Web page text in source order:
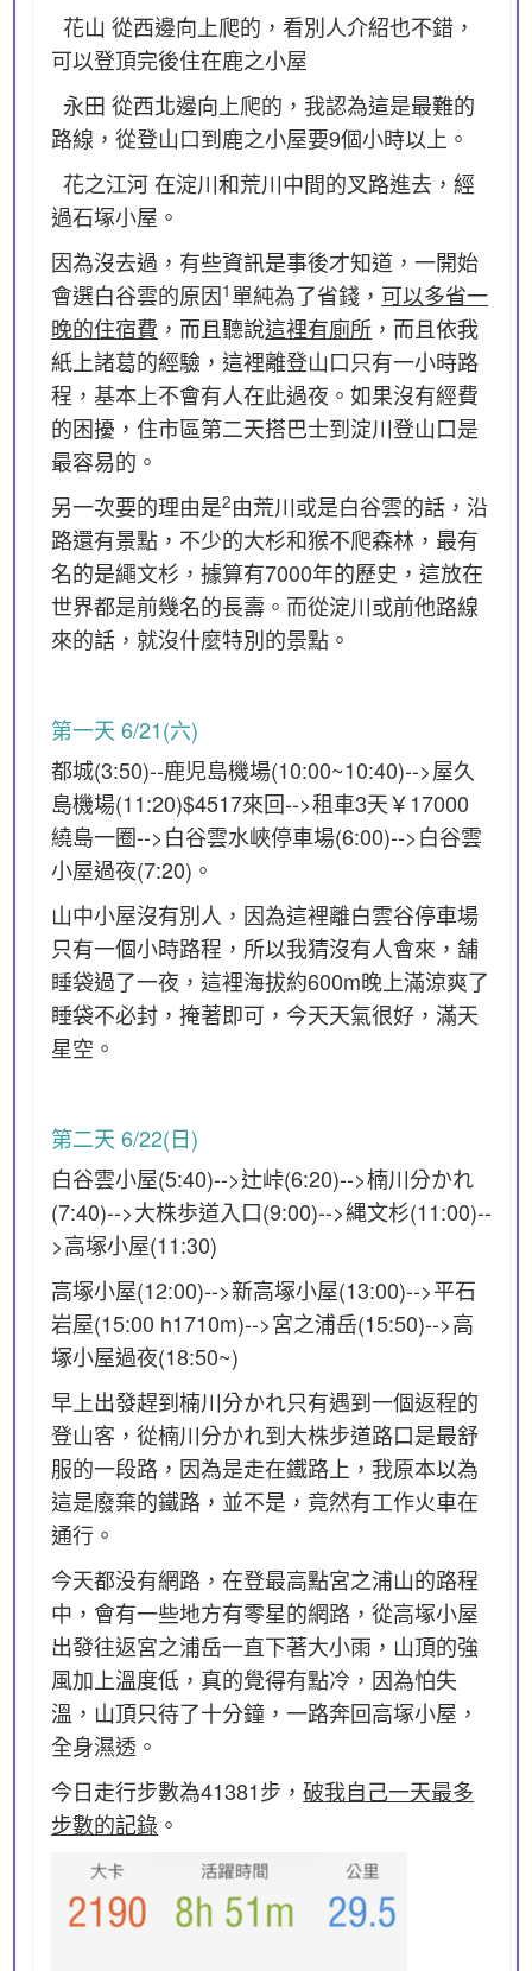
花山 從西邊向上爬的，看別人介紹也不錯，
可以登頂完後住在鹿之小屋
永田 從西北邊向上爬的，我認為這是最難的
路線，從登山口到鹿之小屋要9個小時以上。
花之江河 在淀川和荒川中間的叉路進去，經
過石塚小屋。
因為沒去過，有些資訊是事後才知道，一開始
會選白谷雲的原因1 單純為了省錢， 可以多省一
晚的住宿費 ，而且聽說這裡有廁所 ，而且依我
紙上諸葛的經驗，這裡離登山口只有一小時路
程，基本上不會有人在此過夜。如果沒有經費
的困擾，住市區第二天搭巴士到淀川登山口是
最容易的。
另一次要的理由是2由荒川或是白谷雲的話，沿
路還有景點，不少的大杉和猴不爬森林，最有
名的是繩文杉，據算有7000年的歷史，這放在
世界都是前幾名的長壽。而從淀川或前他路線
來的話，就沒什麼特別的景點。
第一天 6/21(六)
都城(3:50)--鹿児島機場(10:00~10:40)-->屋久
島機場(11:20)$4517來回-->租車3天￥17000
繞島一圈-->白谷雲水峽停車場(6:00)-->白谷雲
小屋過夜(7:20)。
山中小屋沒有別人，因為這裡離白雲谷停車場
只有一個小時路程，所以我猜沒有人會來，舖
睡袋過了一夜，這裡海拔約600m晚上滿涼爽了
睡袋不必封，掩著即可，今天天氣很好，滿天
星空。
第二天 6/22(日)
白谷雲小屋(5:40)-->辻峠(6:20)-->楠川分かれ
(7:40)-->大株歩道入口(9:00)-->縄文杉(11:00)--
>高塚小屋(11:30)
高塚小屋(12:00)-->新高塚小屋(13:00)-->平石
岩屋(15:00 h1710m)-->宮之浦岳(15:50)-->高
塚小屋過夜(18:50~)
早上出發趕到楠川分かれ只有遇到一個返程的
登山客，從楠川分かれ到大株步道路口是最舒
服的一段路，因為是走在鐵路上，我原本以為
這是廢棄的鐵路，並不是，竟然有工作火車在
通行。
今天都没有網路，在登最高點宮之浦山的路程
中，會有一些地方有零星的網路，從高塚小屋
出發往返宮之浦岳一直下著大小雨，山頂的強
風加上溫度低，真的覺得有點冷，因為怕失
溫，山頂只待了十分鐘，一路奔回高塚小屋，
全身濕透。
今日走行步數為41381步，破我自己一天最多
步數的記錄 。